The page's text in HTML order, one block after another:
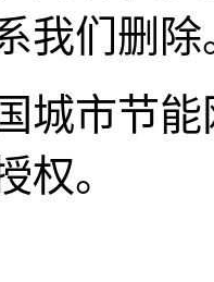
我们删除
城市节
权。